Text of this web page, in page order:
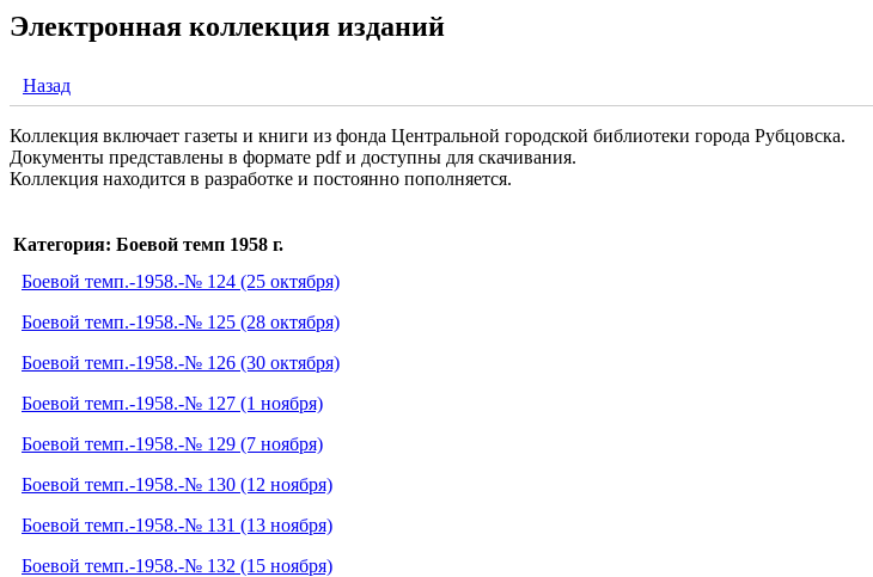
Электронная коллекция изданий
Назад
Коллекция включает газеты и книги из фонда Центральной городской библиотеки города Рубцовска.
Документы представлены в формате pdf и доступны для скачивания.
Коллекция находится в разработке и постоянно пополняется.
Категория: Боевой темп 1958 г.
Боевой темп.-1958.-№ 124 (25 октября)
Боевой темп.-1958.-№ 125 (28 октября)
Боевой темп.-1958.-№ 126 (30 октября)
Боевой темп.-1958.-№ 127 (1 ноября)
Боевой темп.-1958.-№ 129 (7 ноября)
Боевой темп.-1958.-№ 130 (12 ноября)
Боевой темп.-1958.-№ 131 (13 ноября)
Боевой темп.-1958.-№ 132 (15 ноября)